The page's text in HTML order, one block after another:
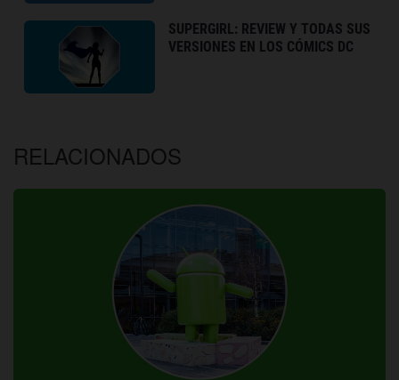
SUPERGIRL: REVIEW Y TODAS SUS
VERSIONES EN LOS CÓMICS DC
RELACIONADOS